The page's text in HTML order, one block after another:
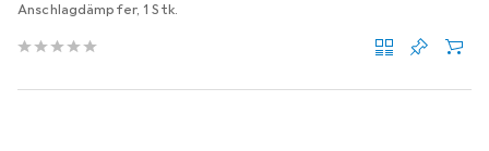
Anschlagdämpfer, 1 Stk.